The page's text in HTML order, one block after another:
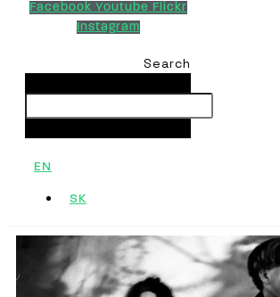
Facebook Youtube Flickr
Instagram
Search
EN
SK